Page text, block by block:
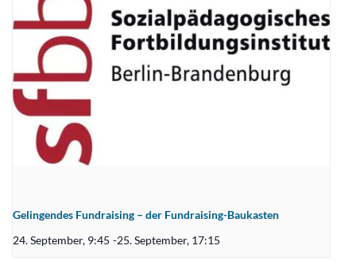
Gelingendes Fundraising – der Fundraising-Baukasten
24. September, 9:45 -25. September, 17:15